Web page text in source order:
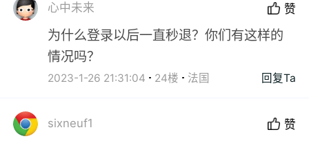
心中未来 赞
为什么登录以后一直秒退？你们有这样的
情况吗？
2023-1-26 21:31:04 24楼 法国 回复Ta
sixneuf1 赞